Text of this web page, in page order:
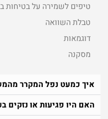
טיפים לשמירה על בטיחות
טבלת השוואה
דוגמאות
מסקנה
איך כמעט נפל המקרר
האם היו פגיעות או נזקים